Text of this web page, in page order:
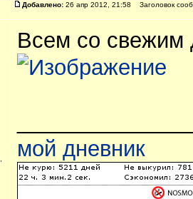
Добавлено: 26 апр 2012, 21:58 Заголовок
Всем со свежим
мой дневник